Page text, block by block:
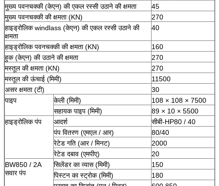
मुख्य पवनचक्की (केएन) की एकल रस्सी उठाने की क्षमता
45
मुख्य पवनचक्की की क्षमता (KN)
270
हाइड्रोलिक windlass (केएन) की एकल रस्सी उठाने की
क्षमता
40
हाइड्रोलिक पवनचक्की की क्षमता (KN)
160
हुक (केएन) की उठाने की क्षमता
270
मस्तूल की क्षमता (KN)
270
मस्तूल की ऊंचाई (मिमी)
11500
असर क्षमता (टी)
30
पाइप
केली (मिमी)
108 × 108 × 7500
सहायक पाइप (मिमी)
89 × 10 × 5500
हाइड्रोलिक पंप
आदर्श
सीबी-HP80 / 40
पंप वितरण (एमएल / आर)
80/40
रेटेड गति (आर / मिनट)
2000
रेटेड दबाव (एमपीए)
20
BW850 / 2A
सवार पंप
सिलेंडर का व्यास (मिमी)
150
पिस्टन का स्ट्रोक (मिमी)
180